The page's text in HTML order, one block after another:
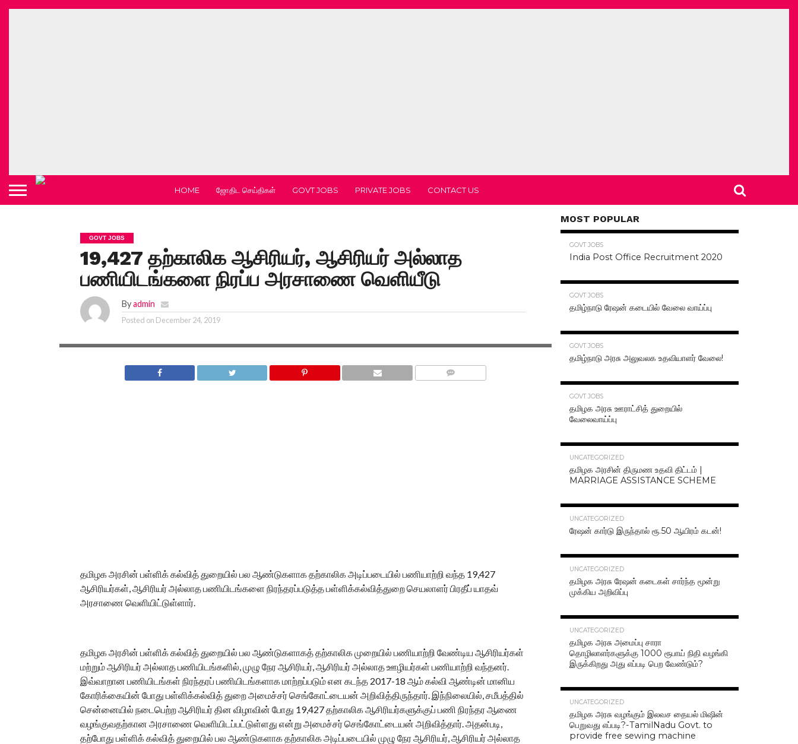
HOME ஜோதிட செய்திகள் GOVT JOBS PRIVATE JOBS CONTACT US
GOVT JOBS
19,427 தற்காலிக ஆசிரியர், ஆசிரியர் அல்லாத
பணியிடங்களை நிரப்ப அரசாணை வெளியீடு
Byadmin
Posted on December 24, 2019
தமிழக அரசின் பள்ளிக் கல்வித் துறையில் பல ஆண்டுகளாக தற்காலிக அடிப்படையில் பணியாற்றி வந்த 19,427
ஆசிரியர்கள், ஆசிரியர் அல்லாத பணியிடங்களை நிரந்தரப்படுத்த பள்ளிக்கல்வித்துறை செயலாளர் பிரதீப் யாதவ்
அரசாணை வெளியிட்டுள்ளார்.
தமிழக அரசின் பள்ளிக் கல்வித் துறையில் பல ஆண்டுகளாகத் தற்காலிக முறையில் பணியாற்றி வேண்டிய ஆசிரியர்கள்
மற்றும் ஆசிரியர் அல்லாத பணியிடங்களில், முழு நேர ஆசிரியர், ஆசிரியர் அல்லாத ஊழியர்கள் பணியாற்றி வந்தனர்.
இவ்வாறான பணியிடங்கள் நிரந்தரப் பணியிடங்களாக மாற்றப்படும் என கடந்த 2017-18 ஆம் கல்வி ஆண்டின் மானிய
கோரிக்கையின் போது பள்ளிக்கல்வித் துறை அமைச்சர் செங்கோட்டையன் அறிவித்திருந்தார். இந்நிலையில், சமீபத்தில்
சென்னையில் நடைபெற்ற ஆசிரியர் தின விழாவின் போது 19,427 தற்காலிக ஆசிரியர்களுக்குப் பணி நிரந்தர ஆணை
வழங்குவதற்கான அரசாணை வெளியிடப்பட்டுள்ளது என்று அமைச்சர் செங்கோட்டையன் அறிவித்தார். அதன்படி,
தற்போது பள்ளிக் கல்வித் துறையில் பல ஆண்டுகளாக தற்காலிக அடிப்படையில் முழு நேர ஆசிரியர், ஆசிரியர் அல்லாத
MOST POPULAR
GOVT JOBS
India Post Office Recruitment 2020
GOVT JOBS
தமிழ்நாடு ரேஷன் கடையில் வேலை வாய்ப்பு
GOVT JOBS
தமிழ்நாடு அரசு அலுவலக உதவியாளர் வேலை!
GOVT JOBS
தமிழக அரசு ஊராட்சித் துறையில்
வேலைவாய்ப்பு
UNCATEGORIZED
தமிழக அரசின் திருமண உதவி திட்டம் |
MARRIAGE ASSISTANCE SCHEME
UNCATEGORIZED
ரேஷன் கார்டு இருந்தால் ரூ.50 ஆயிரம் கடன்!
UNCATEGORIZED
தமிழக அரசு ரேஷன் கடைகள் சார்ந்த மூன்று
முக்கிய அறிவிப்பு
UNCATEGORIZED
தமிழக அரசு அமைப்பு சாரா
தொழிலாளர்களுக்கு 1000 ரூபாய் நிதி வழங்கி
இருக்கிறது அது எப்படி பெற வேண்டும்?
UNCATEGORIZED
தமிழக அரசு வழங்கும் இலவச தையல் மிஷின்
பெறுவது எப்படி?-TamilNadu Govt. to
provide free sewing machine